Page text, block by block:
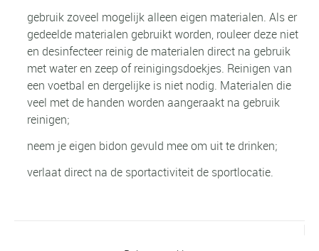
gebruik zoveel mogelijk alleen eigen materialen. Als er
gedeelde materialen gebruikt worden, rouleer deze niet
en desinfecteer reinig de materialen direct na gebruik
met water en zeep of reinigingsdoekjes. Reinigen van
een voetbal en dergelijke is niet nodig. Materialen die
veel met de handen worden aangeraakt na gebruik
reinigen;
neem je eigen bidon gevuld mee om uit te drinken;
verlaat direct na de sportactiviteit de sportlocatie.